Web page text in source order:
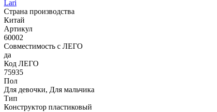
Lari
Страна производства
Китай
Артикул
60002
Совместимость с ЛЕГО
да
Код ЛЕГО
75935
Пол
Для девочки, Для мальчика
Тип
Конструктор пластиковый